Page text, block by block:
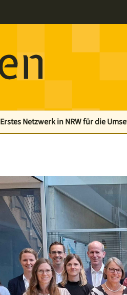
Erstes Netzwerk in NRW für die